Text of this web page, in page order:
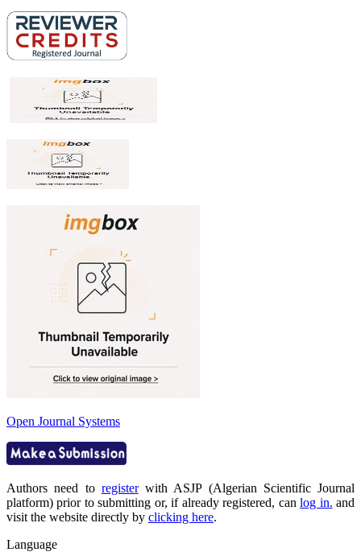
Open Journal Systems
Authors need to registerwith ASJP (Algerian Scientific Journal
platform) prior to submitting or, if already registered, canlog in. and
visit the website directly by clicking here.
Language